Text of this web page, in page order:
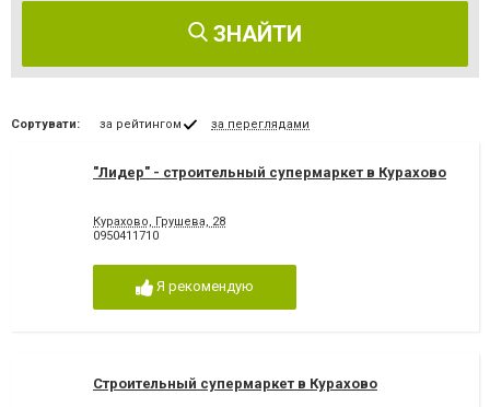
ЗНАЙТИ
Сортувати: за рейтингом за переглядами
"Лидер" - строительный супермаркет в Курахово
Курахово, Грушева, 28
0950411710
Я рекомендую
Строительный супермаркет в Курахово